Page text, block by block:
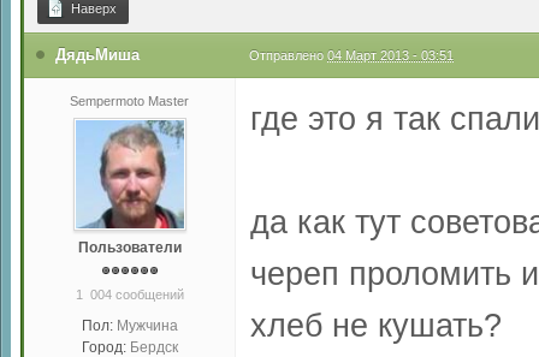
Наверх
ДядьМиша Отправлено 04 Март 2013 - 03:51
Sempermoto Master
Пользователи
1 004 сообщений
Пол: Мужчина
Город: Бердск
где это я так
да как тут
череп проломить
хлеб не кушать?